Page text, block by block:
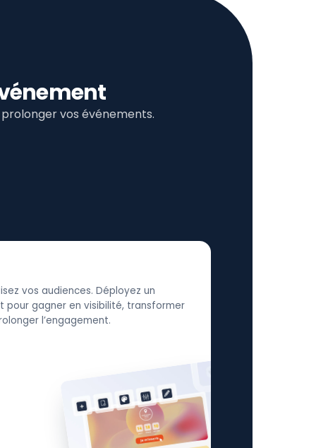
vos événements.
vos audiences. Déployez un
gagner en visibilité, transformer
l’engagement.